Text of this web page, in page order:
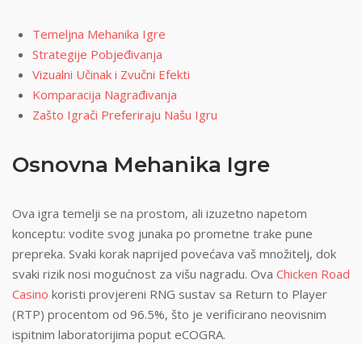
Temeljna Mehanika Igre
Strategije Pobjeđivanja
Vizualni Učinak i Zvučni Efekti
Komparacija Nagrađivanja
Zašto Igrači Preferiraju Našu Igru
Osnovna Mehanika Igre
Ova igra temelji se na prostom, ali izuzetno napetom
konceptu: vodite svog junaka po prometne trake pune
prepreka. Svaki korak naprijed povećava vaš množitelj, dok
svaki rizik nosi mogućnost za višu nagradu. Ova Chicken Road
Casino koristi provjereni RNG sustav sa Return to Player
(RTP) procentom od 96.5%, što je verificirano neovisnim
ispitnim laboratorijima poput eCOGRA.